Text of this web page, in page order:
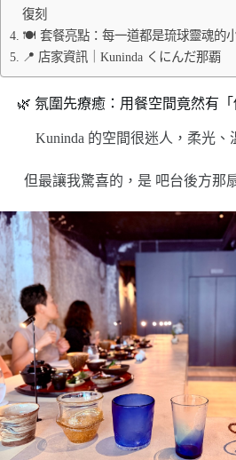
復刻
🍽 套餐亮點：每一道都是琉球靈魂的
📍 店家資訊｜Kuninda くにんだ那覇
🌿 氛圍先療癒：用餐空間竟然有「
Kuninda 的空間很迷人，柔光、
但最讓我驚喜的，是 吧台後方那